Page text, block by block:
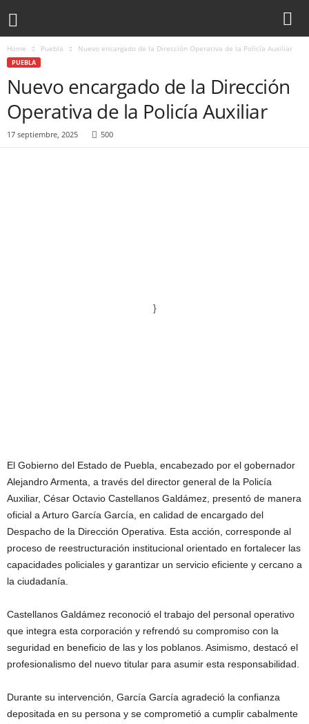
Home Puebla Nuevo encargado de la Dirección Operativa de la Policía Auxiliar
PUEBLA
Nuevo encargado de la Dirección
Operativa de la Policía Auxiliar
17 septiembre, 2025 500
}
El Gobierno del Estado de Puebla, encabezado por el gobernador
Alejandro Armenta, a través del director general de la Policía
Auxiliar, César Octavio Castellanos Galdámez, presentó de manera
oficial a Arturo García García, en calidad de encargado del
Despacho de la Dirección Operativa. Esta acción, corresponde al
proceso de reestructuración institucional orientado en fortalecer las
capacidades policiales y garantizar un servicio eficiente y cercano a
la ciudadanía.
Castellanos Galdámez reconoció el trabajo del personal operativo
que integra esta corporación y refrendó su compromiso con la
seguridad en beneficio de las y los poblanos. Asimismo, destacó el
profesionalismo del nuevo titular para asumir esta responsabilidad.
Durante su intervención, García García agradeció la confianza
depositada en su persona y se comprometió a cumplir cabalmente